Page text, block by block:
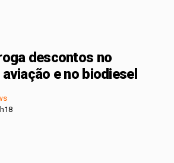
descontos no
e no biodiesel